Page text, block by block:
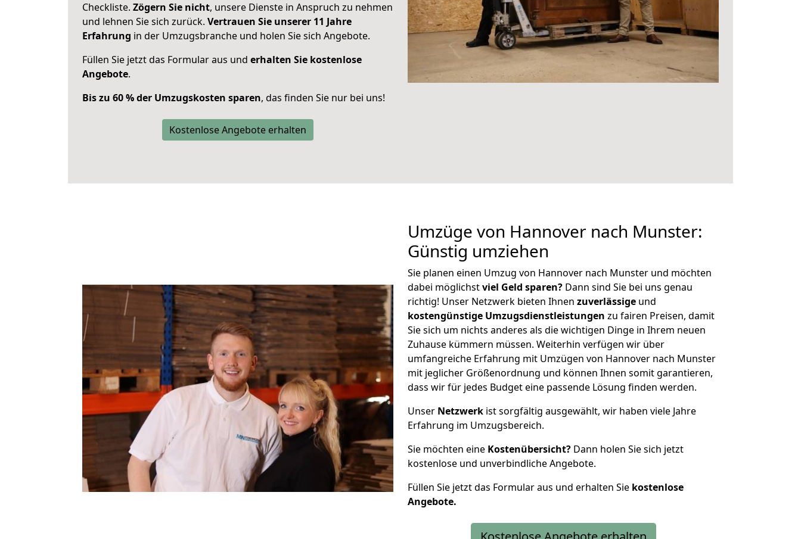
Checkliste. Zögern Sie nicht, unsere Dienste in Anspruch zu nehmen
und lehnen Sie sich zurück. Vertrauen Sie unserer 11 Jahre
Erfahrung in der Umzugsbranche und holen Sie sich Angebote.
Füllen Sie jetzt das Formular aus und erhalten Sie kostenlose
Angebote.
Bis zu 60 % der Umzugskosten sparen, das finden Sie nur bei uns!
Kostenlose Angebote erhalten
Umzüge von Hannover nach Munster:
Günstig umziehen
Sie planen einen Umzug von Hannover nach Munster und möchten
dabei möglichstviel Geld sparen? Dann sind Sie bei uns genau
richtig! Unser Netzwerk bieten Ihnen zuverlässige und
kostengünstige Umzugsdienstleistungen zu fairen Preisen, damit
Sie sich um nichts anderes als die wichtigen Dinge in Ihrem neuen
Zuhause kümmern müssen. Weiterhin verfügen wir über
umfangreiche Erfahrung mit Umzügen von Hannover nach Munster
mit jeglicher Größenordnung und können Ihnen somit garantieren,
dass wir für jedes Budget eine passende Lösung finden werden.
Unser Netzwerk ist sorgfältig ausgewählt, wir haben viele Jahre
Erfahrung im Umzugsbereich.
Sie möchten eine Kostenübersicht? Dann holen Sie sich jetzt
kostenlose und unverbindliche Angebote.
Füllen Sie jetzt das Formular aus und erhalten Sie kostenlose
Angebote.